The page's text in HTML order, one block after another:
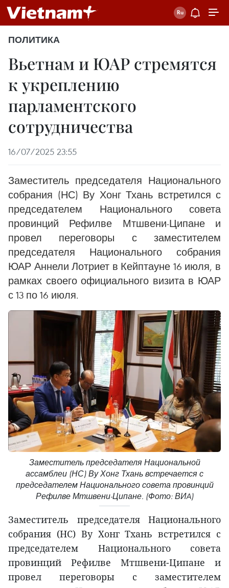
ПОЛИТИКА
Вьетнам и ЮАР стремятся
к укреплению
парламентского
сотрудничества
16/07/2025 23:55
Заместитель председателя Национального
собрания (НС) Ву Хонг Тхань встретился с
председателем Национального совета
провинций Рефилве Мтшвени-Ципане и
провел переговоры с заместителем
председателя Национального собрания
ЮАР Аннели Лотриет в Кейптауне 16 июля, в
рамках своего официального визита в ЮАР
с 13 по 16 июля.
Заместитель председателя Национальной
ассамблеи (НС) Ву Хонг Тхань встречается с
председателем Национального совета провинций
Рефилве Мтшвени-Ципане. (Фото: ВИA)
Заместитель председателя Национального
собрания (НС) Ву Хонг Тхань встретился с
председателем Национального совета
провинций Рефилве Мтшвени-Ципане и
провел переговоры с заместителем